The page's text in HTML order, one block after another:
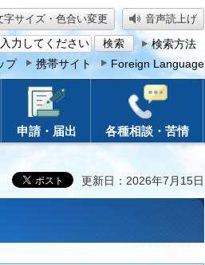
字サイズ・色合い変更 音声読上げ
検索方法
プ
携帯サイト Foreign Language
申請・届出 各種相談・苦情
更新日：2026年7月15日